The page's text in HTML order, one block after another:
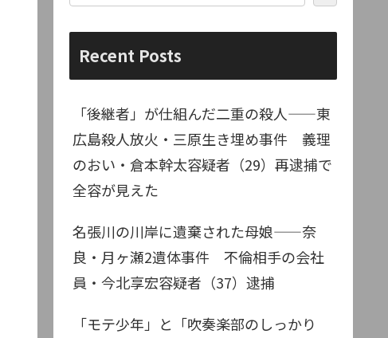
Recent Posts
「後継者」が仕組んだ二重の殺人——東
広島殺人放火・三原生き埋め事件 義理
のおい・倉本幹太容疑者（29）再逮捕で
全容が見えた
名張川の川岸に遺棄された母娘——奈
良・月ヶ瀬2遺体事件 不倫相手の会社
員・今北享宏容疑者（37）逮捕
「モテ少年」と「吹奏楽部のしっかり